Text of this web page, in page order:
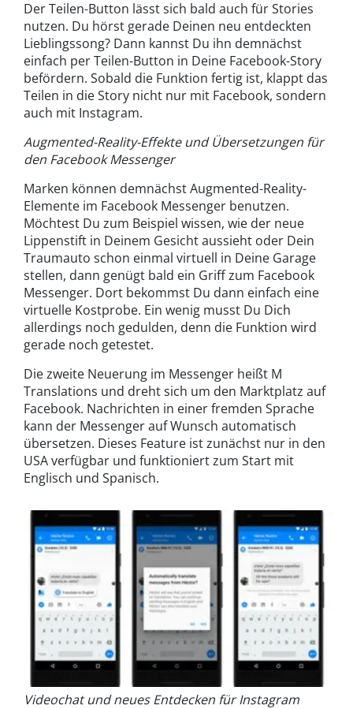
Der Teilen-Button lässt sich bald auch für Stories
nutzen. Du hörst gerade Deinen neu entdeckten
Lieblingssong? Dann kannst Du ihn demnächst
einfach per Teilen-Button in Deine Facebook-Story
befördern. Sobald die Funktion fertig ist, klappt das
Teilen in die Story nicht nur mit Facebook, sondern
auch mit Instagram.
Augmented-Reality-Effekte und Übersetzungen für
den Facebook Messenger
Marken können demnächst Augmented-Reality-
Elemente im Facebook Messenger benutzen.
Möchtest Du zum Beispiel wissen, wie der neue
Lippenstift in Deinem Gesicht aussieht oder Dein
Traumauto schon einmal virtuell in Deine Garage
stellen, dann genügt bald ein Griff zum Facebook
Messenger. Dort bekommst Du dann einfach eine
virtuelle Kostprobe. Ein wenig musst Du Dich
allerdings noch gedulden, denn die Funktion wird
gerade noch getestet.
Die zweite Neuerung im Messenger heißt M
Translations und dreht sich um den Marktplatz auf
Facebook. Nachrichten in einer fremden Sprache
kann der Messenger auf Wunsch automatisch
übersetzen. Dieses Feature ist zunächst nur in den
USA verfügbar und funktioniert zum Start mit
Englisch und Spanisch.
Videochat und neues Entdecken für Instagram